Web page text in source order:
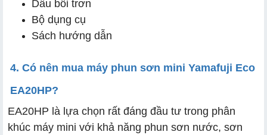
Dầu bôi trơn
Bộ dụng cụ
Sách hướng dẫn
4. Có nên mua máy phun sơn mini Yamafuji Eco
EA20HP?
EA20HP là lựa chọn rất đáng đầu tư trong phân
khúc máy mini với khả năng phun sơn nước, sơn